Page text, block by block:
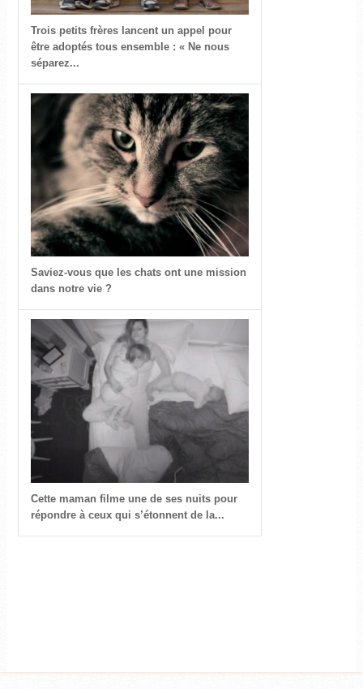
Trois petits frères lancent un appel pour
être adoptés tous ensemble : « Ne nous
séparez...
Saviez-vous que les chats ont une mission
dans notre vie ?
Cette maman filme une de ses nuits pour
répondre à ceux qui s’étonnent de la...